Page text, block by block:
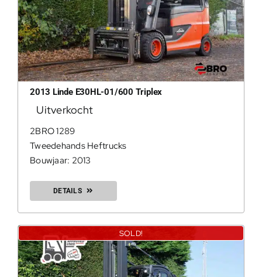
2013 Linde E30HL-01/600 Triplex
Uitverkocht
2BRO 1289
Tweedehands Heftrucks
Bouwjaar: 2013
DETAILS
SOLD!